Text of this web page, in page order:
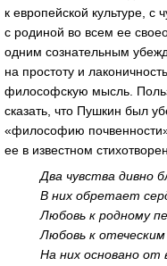
к европейской культуре, с
с родиной во всем ее
одним сознательным
на простоту и
философскую мысль.
сказать, что Пушкин был
«философию
ее в известном
Два чувства дивно
В них обретает
Любовь к родному
Любовь к отеческим
На них основано от